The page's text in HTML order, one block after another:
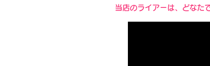
当店のライアーは、どなた